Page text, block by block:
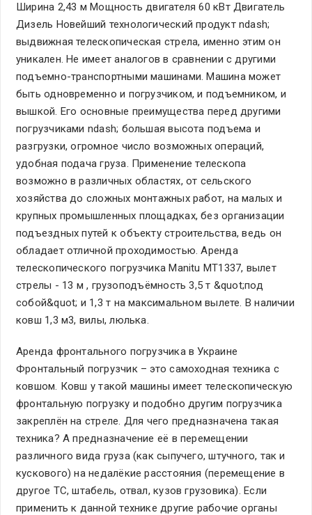
Ширина 2,43 м Мощность двигателя 60 кВт Двигатель
Дизель Новейший технологический продукт ndash;
выдвижная телескопическая стрела, именно этим он
уникален. Не имеет аналогов в сравнении с другими
подъемно-транспортными машинами. Машина может
быть одновременно и погрузчиком, и подъемником, и
вышкой. Его основные преимущества перед другими
погрузчиками ndash; большая высота подъема и
разгрузки, огромное число возможных операций,
удобная подача груза. Применение телескопа
возможно в различных областях, от сельского
хозяйства до сложных монтажных работ, на малых и
крупных промышленных площадках, без организации
подъездных путей к объекту строительства, ведь он
обладает отличной проходимостью. Аренда
телескопического погрузчика Manitu MT1337, вылет
стрелы - 13 м , грузоподъёмность 3,5 т &quot;под
собой&quot; и 1,3 т на максимальном вылете. В наличии
ковш 1,3 м3, вилы, люлька.
Аренда фронтального погрузчика в Украине
Фронтальный погрузчик – это самоходная техника с
ковшом. Ковш у такой машины имеет телескопическую
фронтальную погрузку и подобно другим погрузчика
закреплён на стреле. Для чего предназначена такая
техника? А предназначение её в перемещении
различного вида груза (как сыпучего, штучного, так и
кускового) на недалёкие расстояния (перемещение в
другое ТС, штабель, отвал, кузов грузовика). Если
применить к данной технике другие рабочие органы